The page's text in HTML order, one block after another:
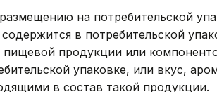
на потребительской
в потребительской
пищевой продукции или
упаковке, или вкус,
в состав такой продукции.